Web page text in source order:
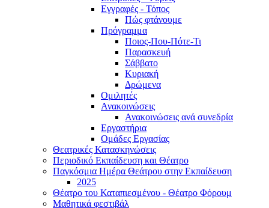
Εγγραφές - Τόπος
Πώς φτάνουμε
Πρόγραμμα
Ποιος-Που-Πότε-Τι
Παρασκευή
Σάββατο
Κυριακή
Δρώμενα
Ομιλητές
Ανακοινώσεις
Ανακοινώσεις ανά συνεδρία
Εργαστήρια
Ομάδες Εργασίας
Θεατρικές Κατασκηνώσεις
Περιοδικό Εκπαίδευση και Θέατρο
Παγκόσμια Ημέρα Θεάτρου στην Εκπαίδευση
2025
Θέατρο του Καταπιεσμένου - Θέατρο Φόρουμ
Μαθητικά φεστιβάλ